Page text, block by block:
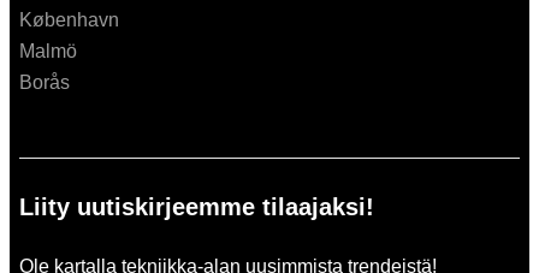
København
Malmö
Borås
Liity uutiskirjeemme tilaajaksi!
Ole kartalla tekniikka-alan uusimmista trendeistä!